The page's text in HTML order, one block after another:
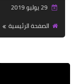
الصفحة الرئيسية